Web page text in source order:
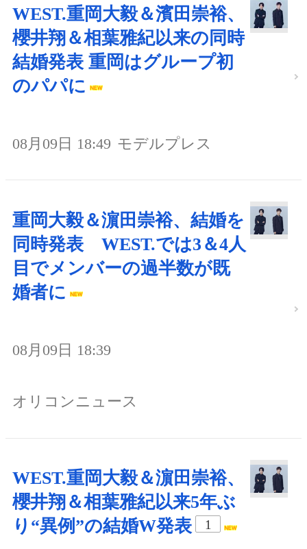
WEST.重岡大毅＆濱田崇裕、
櫻井翔＆相葉雅紀以来の同時
結婚発表 重岡はグループ初
のパパに
08月09日 18:49 モデルプレス
重岡大毅＆濵田崇裕、結婚を
同時発表 WEST.では3＆4人
目でメンバーの過半数が既
婚者に
08月09日 18:39
オリコンニュース
WEST.重岡大毅＆濵田崇裕、
櫻井翔＆相葉雅紀以来5年ぶ
り“異例”の結婚W発表
1